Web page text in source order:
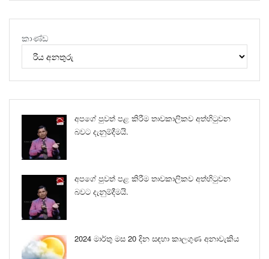
කාණ්ඩ
අපගේ පුවත් පළ කිරීම තාවකාලිකව අත්හිටුවන
බවට දැනුම්දීමයි.
අපගේ පුවත් පළ කිරීම තාවකාලිකව අත්හිටුවන
බවට දැනුම්දීමයි.
2024 මාර්තු මස 20 දින සඳහා කාලගුණ අනාවැකිය